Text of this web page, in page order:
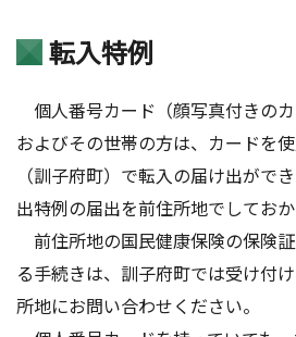
転入特例
個人番号カード（顔写真付きの
およびその世帯の方は、カードを
（訓子府町）で転入の届け出がで
出特例の届出を前住所地でしてお
前住所地の国民健康保険の保険
る手続きは、訓子府町では受け付
所地にお問い合わせください。